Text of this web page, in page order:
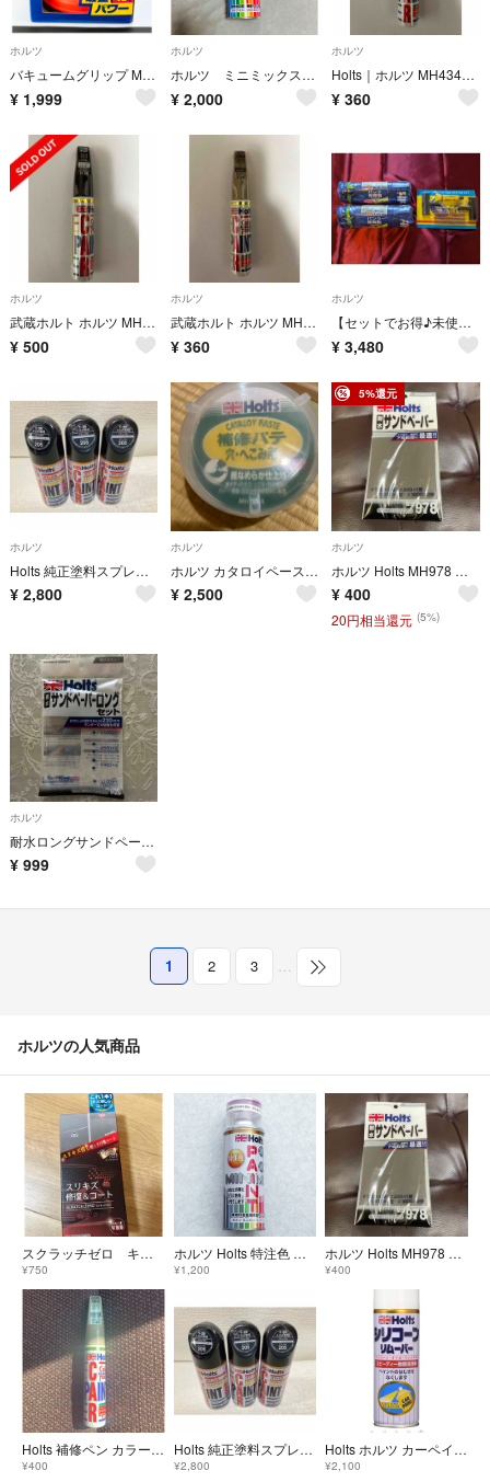
ホルツ
バキュームグリップ MH-3951
¥ 1,999
ホルツ
ホルツ ミニミックス スプレー D6S
¥ 2,000
ホルツ
Holts｜ホルツ MH4344 タッチペン ホンダ NH583M ニューボーグ
¥ 360
ホルツ
武蔵ホルト ホルツ MH4219 カラータッチ H-26 ホンダ 20ml
¥ 500
ホルツ
武蔵ホルト ホルツ MH4139 カラータッチ T-79 トヨタ 6Q3 20m
¥ 360
ホルツ
【セットでお得♪未使用】Holts タイヤウェルド パンク修理剤 バイク用
¥ 3,480
ホルツ
Holts 純正塗料スプレー カーペイント トヨタ車用 205 ブラックM
¥ 2,800
ホルツ
ホルツ カタロイペースト 小 MH104 400g
¥ 2,500
5%還元
ホルツ
ホルツ Holts MH978 耐水サンドペーパー 93x114mm6P
¥ 400
20円相当還元 (5%)
ホルツ
耐水ロングサンドペーパー MH-928
¥ 999
1 2 3 …
ホルツの人気商品
スクラッチゼロ キズ修復 ホルツ 車 擦り傷 修復 コート
¥750
ホルツ Holts 特注色 スプレー塗料 ホンダ ビート フェスティバルレッド
¥1,200
ホルツ Holts MH978 耐水サンドペーパー 93x114mm6P
¥400
Holts 補修ペン カラータッチ トヨタ T-48 583シャンパンメタリック
¥400
Holts 純正塗料スプレー カーペイント トヨタ車用 205 ブラックM
¥2,800
Holts ホルツ カーペイント シリコンリムーバー300 脱脂洗浄剤 300m
¥2,100